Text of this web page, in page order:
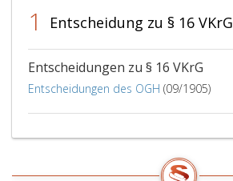
1 Entscheidung zu § 16 VKrG
Entscheidungen zu § 16 VKrG
Entscheidungen des OGH (09/1905)